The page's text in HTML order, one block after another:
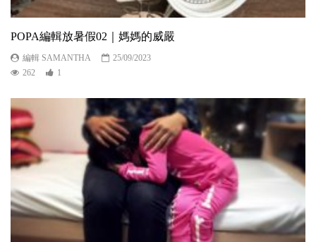
POPA編輯放暑假02｜媽媽的威嚴
編輯 SAMANTHA
25/09/2023
262
1